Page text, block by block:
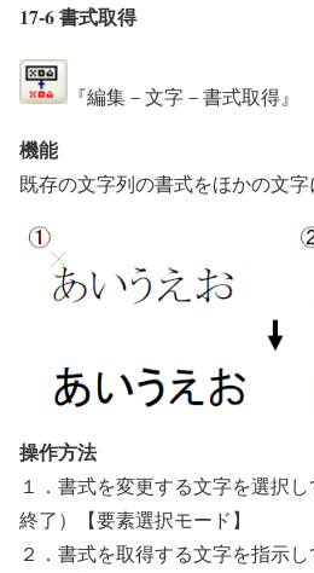
17-6 書式取得
『編集－文字－書式取得』
機能
既存の文字列の書式をほかの文字
操作方法
１．書式を変更する文字を選択
終了）【要素選択モード】
２．書式を取得する文字を指示